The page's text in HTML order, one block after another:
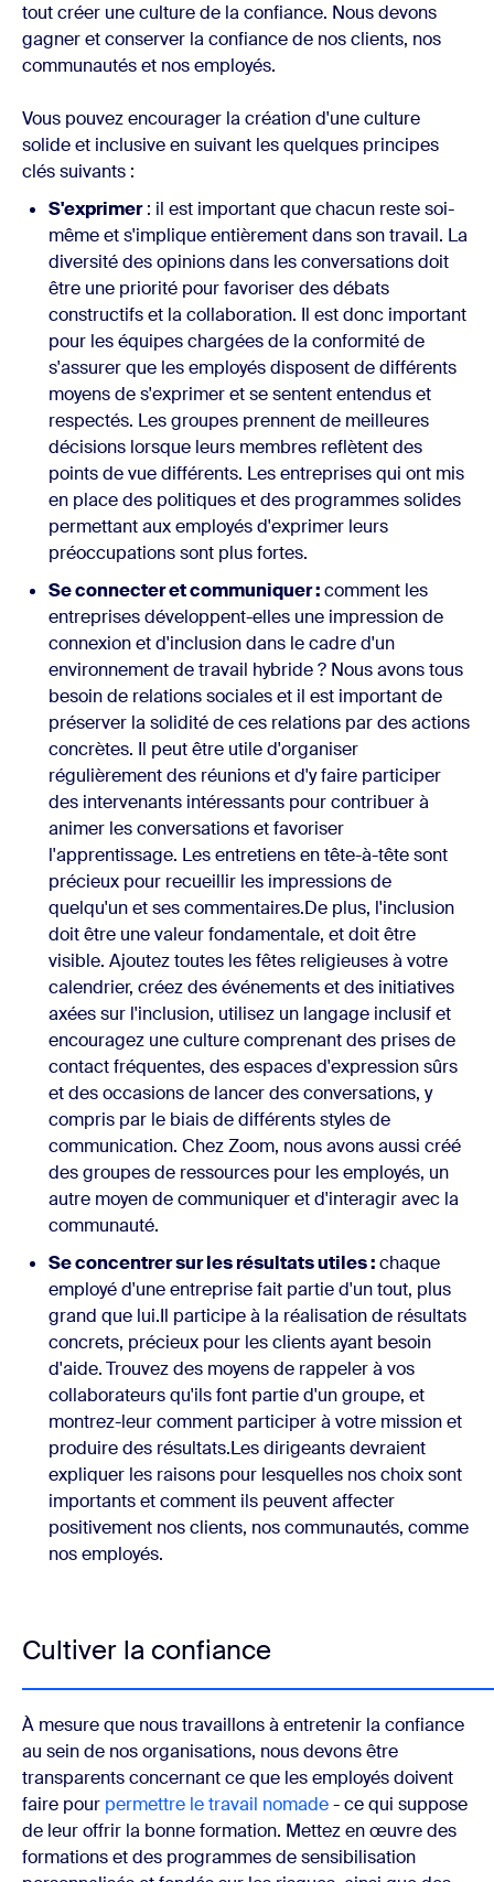
tout créer une culture de la confiance. Nous devons
gagner et conserver la confiance de nos clients, nos
communautés et nos employés.
Vous pouvez encourager la création d'une culture
solide et inclusive en suivant les quelques principes
clés suivants :
S'exprimer: il est important que chacun reste soi-
même et s'implique entièrement dans son travail. La
diversité des opinions dans les conversations doit
être une priorité pour favoriser des débats
constructifs et la collaboration. Il est donc important
pour les équipes chargées de la conformité de
s'assurer que les employés disposent de différents
moyens de s'exprimer et se sentent entendus et
respectés. Les groupes prennent de meilleures
décisions lorsque leurs membres reflètent des
points de vue différents. Les entreprises qui ont mis
en place des politiques et des programmes solides
permettant aux employés d'exprimer leurs
préoccupations sont plus fortes.
Se connecter et communiquer :comment les
entreprises développent-elles une impression de
connexion et d'inclusion dans le cadre d'un
environnement de travail hybride ? Nous avons tous
besoin de relations sociales et il est important de
préserver la solidité de ces relations par des actions
concrètes. Il peut être utile d'organiser
régulièrement des réunions et d'y faire participer
des intervenants intéressants pour contribuer à
animer les conversations et favoriser
l'apprentissage. Les entretiens en tête-à-tête sont
précieux pour recueillir les impressions de
quelqu'un et ses commentaires.De plus, l'inclusion
doit être une valeur fondamentale, et doit être
visible. Ajoutez toutes les fêtes religieuses à votre
calendrier, créez des événements et des initiatives
axées sur l'inclusion, utilisez un langage inclusif et
encouragez une culture comprenant des prises de
contact fréquentes, des espaces d'expression sûrs
et des occasions de lancer des conversations, y
compris par le biais de différents styles de
communication. Chez Zoom, nous avons aussi créé
des groupes de ressources pour les employés, un
autre moyen de communiquer et d'interagir avec la
communauté.
Se concentrer sur les résultats utiles :chaque
employé d'une entreprise fait partie d'un tout, plus
grand que lui.Il participe à la réalisation de résultats
concrets, précieux pour les clients ayant besoin
d'aide.Trouvez des moyens de rappeler à vos
collaborateurs qu'ils font partie d'un groupe, et
montrez-leur comment participer à votre mission et
produire des résultats.Les dirigeants devraient
expliquer les raisons pour lesquelles nos choix sont
importants et comment ils peuvent affecter
positivement nos clients, nos communautés, comme
nos employés.
Cultiver la confiance
À mesure que nous travaillons à entretenir la confiance
au sein de nos organisations, nous devons être
transparents concernant ce que les employés doivent
faire pour permettre le travail nomade- ce qui suppose
de leur offrir la bonne formation. Mettez en œuvre des
formations et des programmes de sensibilisation